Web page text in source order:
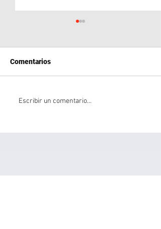
Brasil y Argentina en
Están Redefiniendo la
Comentarios
Escribir un comentario...